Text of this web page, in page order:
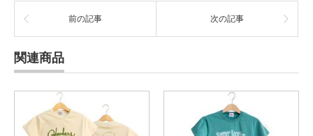
前の記事 次の記事
関連商品